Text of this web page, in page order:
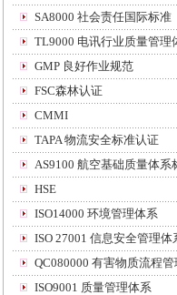
SA8000 社会责任国际标准
TL9000 电讯行业质量管理
GMP 良好作业规范
FSC森林认证
CMMI
TAPA 物流安全标准认证
AS9100 航空基础质量体系
HSE
ISO14000 环境管理体系
ISO 27001 信息安全管理体
QC080000 有害物质流程
ISO9001 质量管理体系